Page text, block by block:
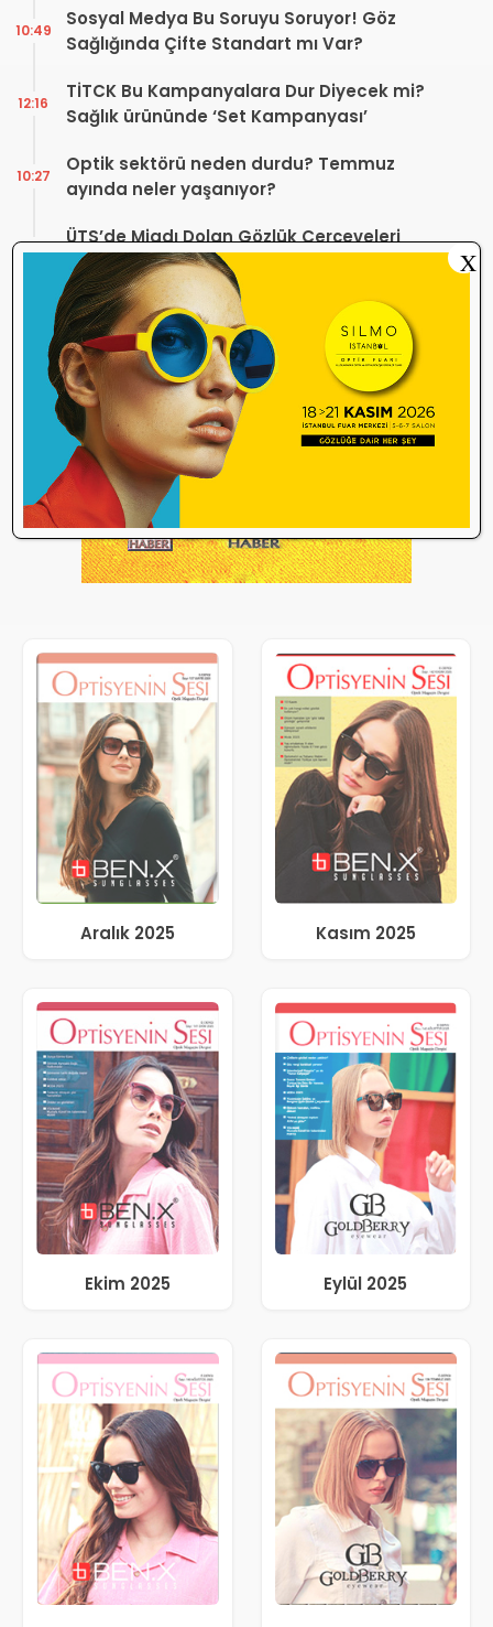
Sosyal Medya Bu Soruyu Soruyor! Göz
Sağlığında Çifte Standart mı Var?
10:49
TİTCK Bu Kampanyalara Dur Diyecek mi?
Sağlık ürününde ‘Set Kampanyası’
12:16
Optik sektörü neden durdu? Temmuz
ayında neler yaşanıyor?
10:27
ÜTS’de Miadı Dolan Gözlük Çerçeveleri
SGK İşlemlerini Engelliyor!
09:54
Aralık 2025 Kasım 2025
Ekim 2025 Eylül 2025
X